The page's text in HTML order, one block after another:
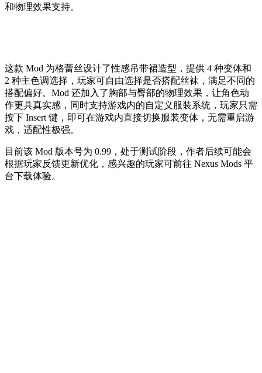
和物理效果支持。
这款 Mod 为格蕾丝设计了性感吊带裙造型，提供 4 种变体和
2 种主色调选择，玩家可自由选择是否搭配丝袜，满足不同的
搭配偏好。Mod 还加入了胸部与臀部的物理效果，让角色动
作更具真实感，同时支持游戏内的自定义服装系统，玩家只需
按下 Insert 键，即可在游戏内直接切换服装变体，无需重启游
戏，适配性极强。
目前该 Mod 版本号为 0.99，处于测试阶段，作者后续可能会
根据玩家反馈更新优化，感兴趣的玩家可前往 Nexus Mods 平
台下载体验。